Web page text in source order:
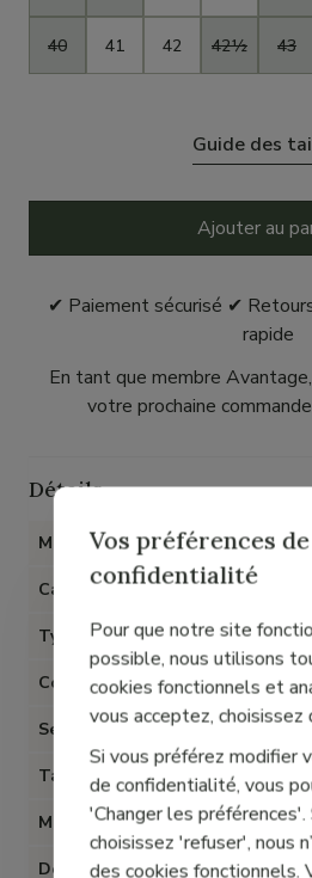
40 41 42 42½ 43
Guide des
Ajouter au
✔ Paiement sécurisé ✔
rapide
En tant que membre
votre prochaine
Détails
Marque
Catégorie
Type d'article
Couleur
Semelles amovibles
Talon
Matière
Doublure
Vos préférences de
confidentialité
Pour que notre site
possible, nous utilisons
cookies fonctionnels et
vous acceptez, choisissez
Si vous préférez modifier
de confidentialité, vous
'Changer les préférences'.
choisissez 'refuser', nous
des cookies fonctionnels.